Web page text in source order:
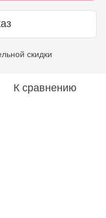
скидки
К сравнению